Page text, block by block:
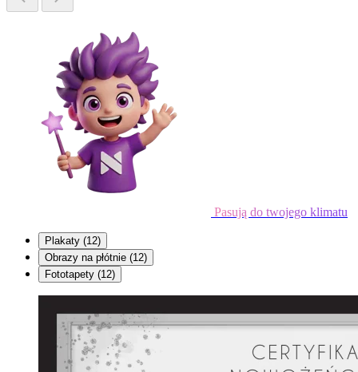
Pasują do twojego klimatu
Plakaty (12)
Obrazy na płótnie (12)
Fototapety (12)